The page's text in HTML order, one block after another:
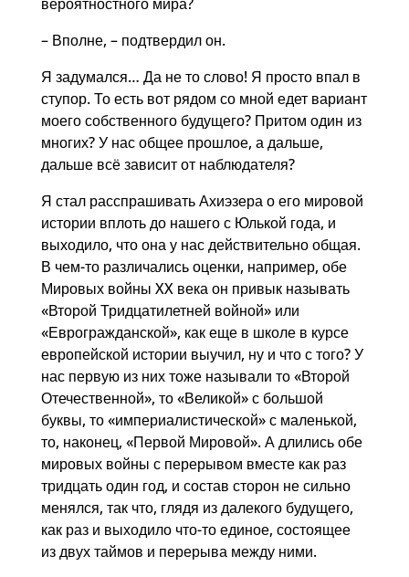
– Вполне, – подтвердил он.
Я задумался… Да не то слово! Я просто впал в
ступор. То есть вот рядом со мной едет вариант
моего собственного будущего? Притом один из
многих? У нас общее прошлое, а дальше,
дальше всё зависит от наблюдателя?
Я стал расспрашивать Ахиэзера о его мировой
истории вплоть до нашего с Юлькой года, и
выходило, что она у нас действительно общая.
В чем-то различались оценки, например, обе
Мировых войны XX века он привык называть
«Второй Тридцатилетней войной» или
«Еврогражданской», как еще в школе в курсе
европейской истории выучил, ну и что с того? У
нас первую из них тоже называли то «Второй
Отечественной», то «Великой» с большой
буквы, то «империалистической» с маленькой,
то, наконец, «Первой Мировой». А длились обе
мировых войны с перерывом вместе как раз
тридцать один год, и состав сторон не сильно
менялся, так что, глядя из далекого будущего,
как раз и выходило что-то единое, состоящее
из двух таймов и перерыва между ними.